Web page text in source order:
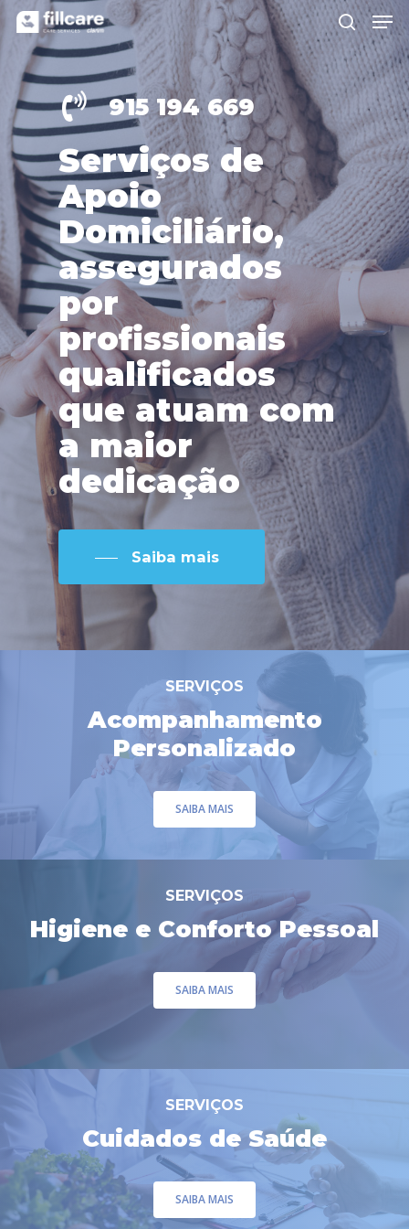
Hit enter to search or ESC to close
915 194 669
Serviços de
Apoio
Domiciliário,
assegurados
por
profissionais
qualificados
que atuam com
a maior
dedicação
Saiba mais
SERVIÇOS
Acompanhamento
Personalizado
SAIBA MAIS
SERVIÇOS
Higiene e Conforto Pessoal
SAIBA MAIS
SERVIÇOS
Cuidados de Saúde
SAIBA MAIS